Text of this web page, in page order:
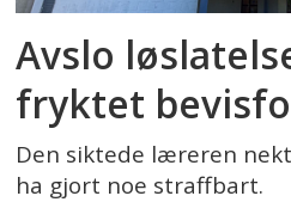
Avslo
fryktet
Den siktede læreren
ha gjort noe straffbart.